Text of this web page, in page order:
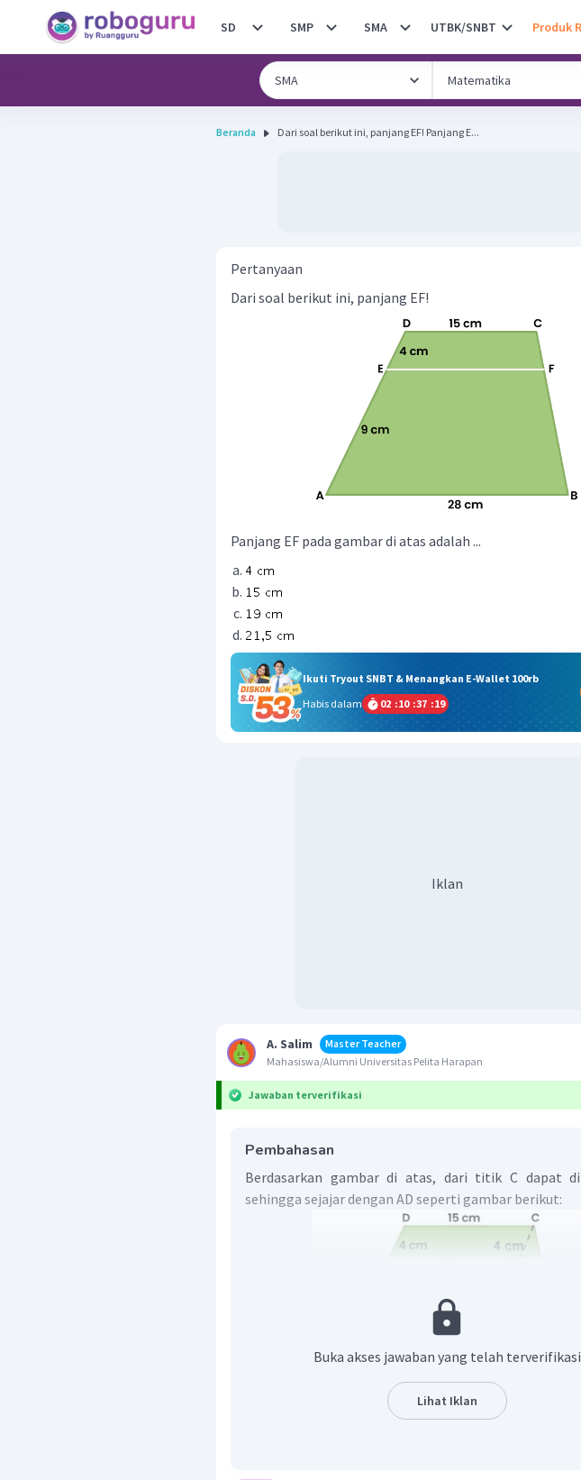
SD SMP SMA UTBK/SNBT Produk
Beranda Dari soal berikut ini, panjang EF! Panjang E...
Pertanyaan
Dari soal berikut ini, panjang EF!
Panjang EF pada gambar di atas adalah ...
Ikuti Tryout SNBT & Menangkan E-Wallet 100rb
Habis dalam
02 :10 :37 :19
Iklan
A. Salim
Master Teacher
Mahasiswa/Alumni Universitas Pelita Harapan
Jawaban terverifikasi
Pembahasan
Berdasarkan gambar di atas, dari titik C dapat
sehingga sejajar dengan AD seperti gambar berikut:
Buka akses jawaban yang telah terverifikasi
Lihat Iklan